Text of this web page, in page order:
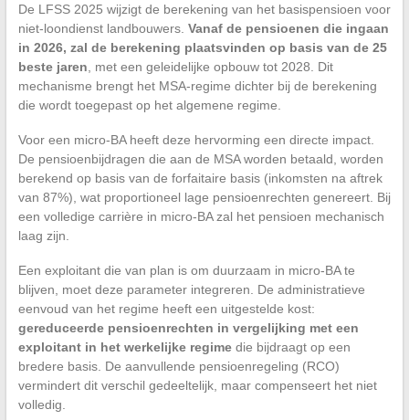
De LFSS 2025 wijzigt de berekening van het basispensioen voor
niet-loondienst landbouwers. Vanaf de pensioenen die ingaan
in 2026, zal de berekening plaatsvinden op basis van de 25
beste jaren, met een geleidelijke opbouw tot 2028. Dit
mechanisme brengt het MSA-regime dichter bij de berekening
die wordt toegepast op het algemene regime.
Voor een micro-BA heeft deze hervorming een directe impact.
De pensioenbijdragen die aan de MSA worden betaald, worden
berekend op basis van de forfaitaire basis (inkomsten na aftrek
van 87%), wat proportioneel lage pensioenrechten genereert. Bij
een volledige carrière in micro-BA zal het pensioen mechanisch
laag zijn.
Een exploitant die van plan is om duurzaam in micro-BA te
blijven, moet deze parameter integreren. De administratieve
eenvoud van het regime heeft een uitgestelde kost:
gereduceerde pensioenrechten in vergelijking met een
exploitant in het werkelijke regimedie bijdraagt op een
bredere basis. De aanvullende pensioenregeling (RCO)
vermindert dit verschil gedeeltelijk, maar compenseert het niet
volledig.